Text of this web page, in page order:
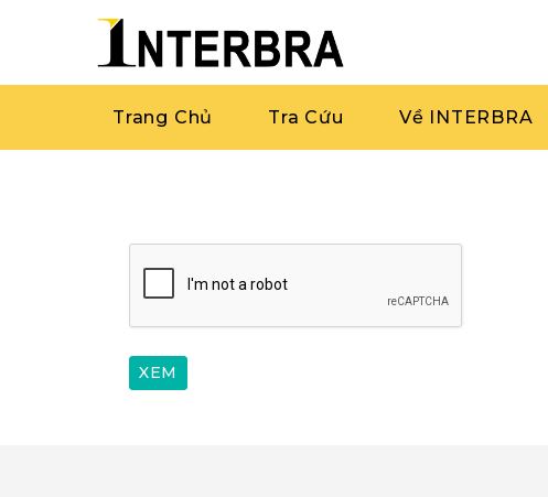
Trang Chủ Tra Cứu Về INTERBRA